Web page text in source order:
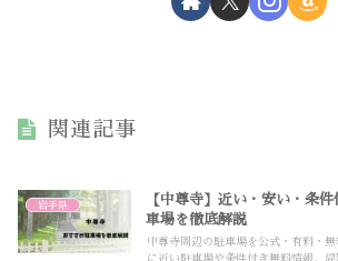
関連記事
岩手県
【中尊寺】近い・安い・条
車場を徹底解説
中尊寺周辺の駐車場を公式・有料・
に近い駐車場や条件付き無料情報、